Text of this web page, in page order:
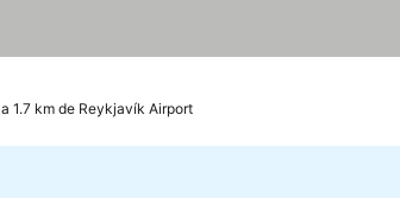
a 1.7 km de Reykjavík Airport